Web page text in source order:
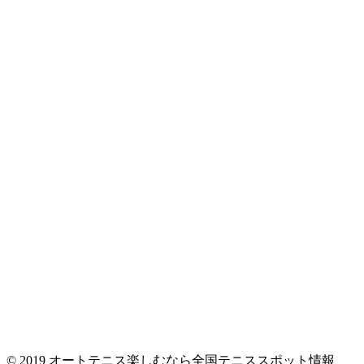
© 2019 オートテニス楽しむなら全国テニススポット情報